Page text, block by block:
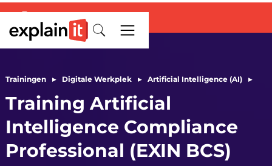
Trainingen ▸ Digitale Werkplek ▸ Artificial Intelligence (AI) ▸
Training Artificial
Intelligence Compliance
Professional (EXIN BCS)